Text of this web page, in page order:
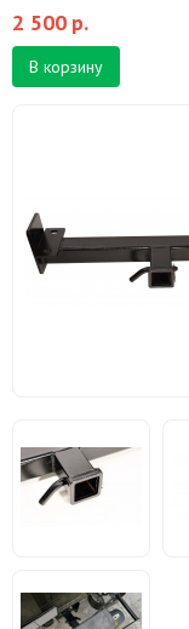
2 500 р.
В корзину